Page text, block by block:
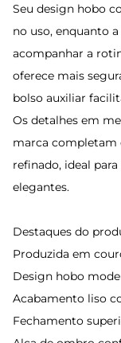
Seu design hobo
no uso, enquanto
acompanhar a
oferece mais
bolso auxiliar
Os detalhes em
marca
refinado, ideal
elegantes.
Destaques do
Produzida em
Design hobo
Acabamento liso
Fechamento